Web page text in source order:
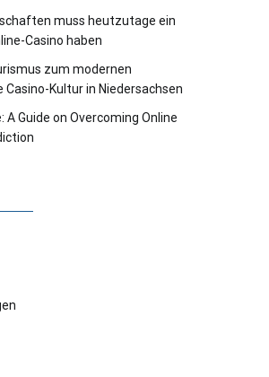
muss heutzutage ein
Casino haben
zum modernen
Casino-Kultur in Niedersachsen
A Guide on Overcoming Online